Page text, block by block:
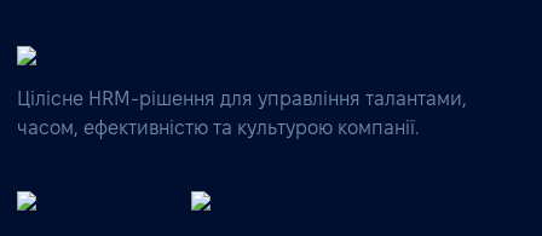
Цілісне HRM-рішення для управління талантами,
часом, ефективністю та культурою компанії.